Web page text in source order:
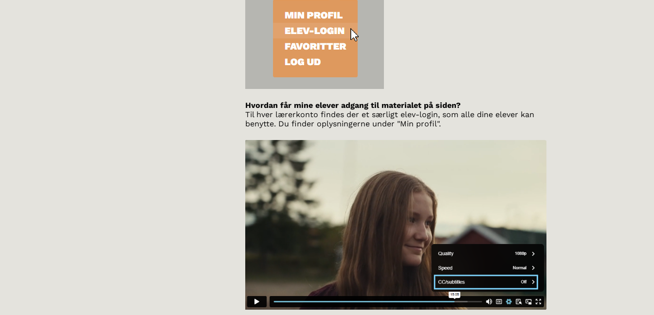
Hvordan får mine elever adgang til materialet på siden?
Til hver lærerkonto findes der et særligt elev-login, som alle dine elever kan
benytte. Du finder oplysningerne under "Min profil".